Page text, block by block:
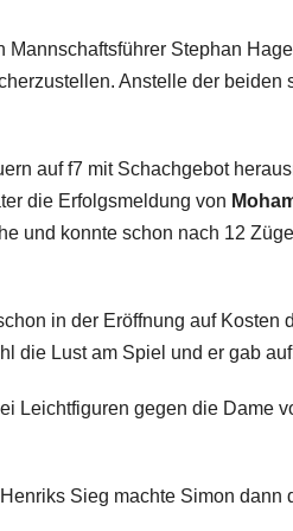
Stephan
Anstelle der beiden
auf f7 mit Schachgebot
die Erfolgsmeldung von
und konnte schon nach 12
in der Eröffnung auf Kosten
die Lust am Spiel und er gab
Leichtfiguren gegen die Dame
Sieg machte Simon dann